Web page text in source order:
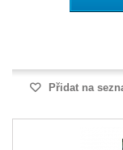
Přidat na